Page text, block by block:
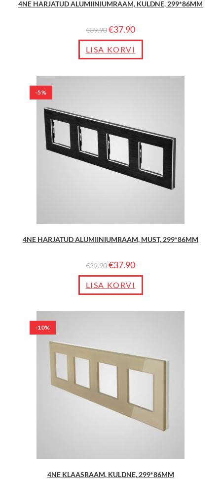
4NE HARJATUD ALUMIINIUMRAAM, KULDNE, 299*86MM
€39.90€37.90
LISA KORVI
-5%
4NE HARJATUD ALUMIINIUMRAAM, MUST, 299*86MM
€39.90€37.90
LISA KORVI
-10%
4NE KLAASRAAM, KULDNE, 299*86MM